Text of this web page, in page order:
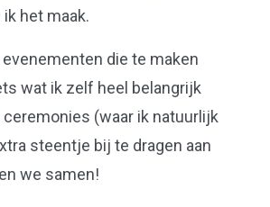
het maak.
die te maken
wat ik zelf heel belangrijk
(waar ik natuurlijk
steentje bij te dragen aan
we samen!